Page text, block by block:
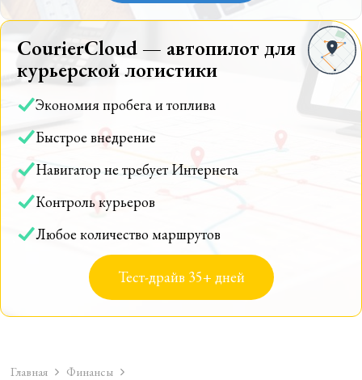
CourierCloud — автопилот для
курьерской логистики
Экономия пробега и топлива
Быстрое внедрение
Навигатор не требует Интернета
Контроль курьеров
Любое количество маршрутов
Тест-драйв 35+ дней
Главная Финансы